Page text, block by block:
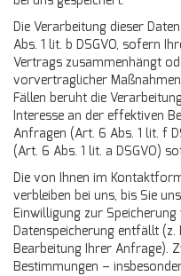
Die Verarbeitung dieser
Abs. 1 lit. b DSGVO, sofern
Vertrags zusammenhängt
vorvertraglicher
Fällen beruht die
Interesse an der effektiven
Anfragen (Art. 6 Abs. 1 lit. f
(Art. 6 Abs. 1 lit. a DSGVO)
Die von Ihnen im
verbleiben bei uns, bis Sie
Einwilligung zur
Datenspeicherung entfällt (z.
Bearbeitung Ihrer Anfrage).
Bestimmungen –